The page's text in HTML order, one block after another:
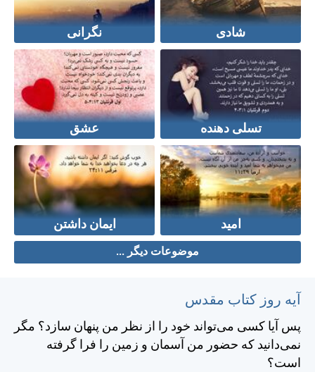
شادی نگرانی
تسلی دهنده عشق
امید ایمان داشتن
موضوعات دیگر ...
آیه روز کتاب مقدس
پس آيا كسی می‌تواند خود را از نظر من پنهان سازد؟ مگر
نمی‌دانيد كه حضور من آسمان و زمين را فرا گرفته
است؟